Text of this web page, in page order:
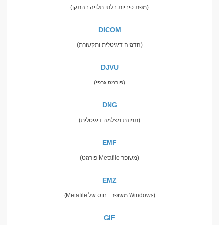
(מפת סיביות בלתי תלויה בהתקן)
DICOM
(הדמיה דיגיטלית ותקשורת)
DJVU
(פורמט גרפי)
DNG
(תמונת מצלמה דיגיטלית)
EMF
(פורמט Metafile משופר)
EMZ
(Metafile משופר דחוס של Windows)
GIF